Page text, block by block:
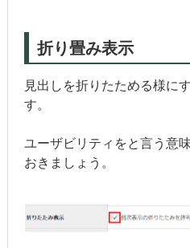
折り畳み表示
見出しを折りたためる様に
す。
ユーザビリティをと言う意
おきましょう。